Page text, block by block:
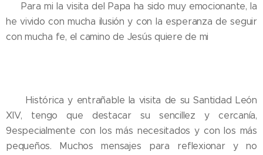
💛 Para mi la visita del Papa ha sido muy emocionante, la
he vivido con mucha ilusión y con la esperanza de seguir
con mucha fe, el camino de Jesús quiere de mi
💛 Histórica y entrañable la visita de su Santidad León
XIV, tengo que destacar su sencillez y cercanía,
9especialmente con los más necesitados y con los más
pequeños. Muchos mensajes para reflexionar y no